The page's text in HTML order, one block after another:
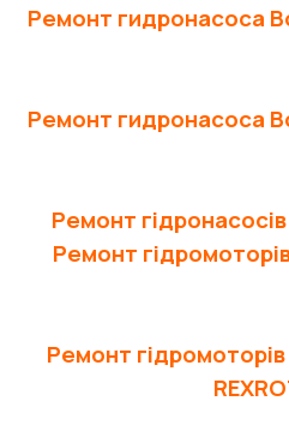
Ремонт гидронасоса
Ремонт гидронасоса
Ремонт
Ремонт
Ремонт гідромоторів